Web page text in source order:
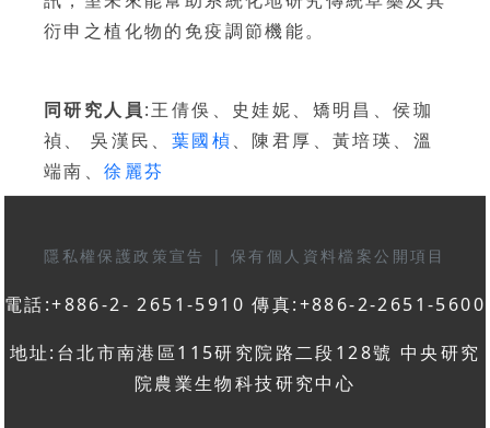
衍申之植化物的免疫調節機能。
同研究人員:王倩俁、史娃妮、矯明昌、侯珈
禎、 吳漢民、 葉國楨、陳君厚、黃培瑛、溫
端南、徐麗芬
隱私權保護政策宣告 | 保有個人資料檔案公開項目
電話:+886-2- 2651-5910 傳真:+886-2-2651-5600
地址:台北市南港區115研究院路二段128號 中央研究
院農業生物科技研究中心